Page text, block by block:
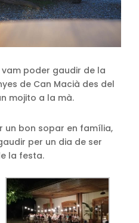
vam poder gaudir de la
de Can Macià des del
mojito a la mà.
bon sopar en família,
per un dia de ser
la festa.